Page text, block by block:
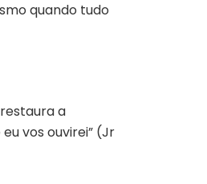
quando tudo
a
vos ouvirei” (Jr